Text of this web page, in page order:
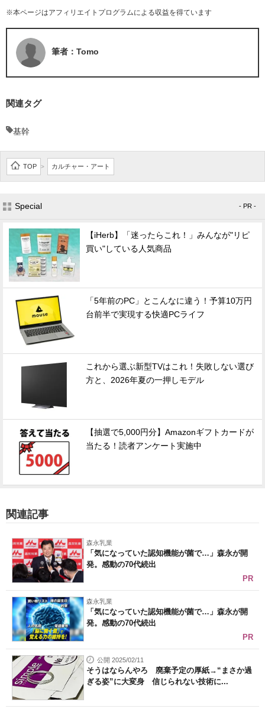
※本ページはアフィリエイトプログラムによる収益を得ています
筆者：Tomo
関連タグ
基幹
TOP > カルチャー・アート
Special - PR -
【iHerb】「迷ったらこれ！」みんなが"リピ
買い"している人気商品
「5年前のPC」とこんなに違う！予算10万円
台前半で実現する快適PCライフ
これから選ぶ新型TVはこれ！失敗しない選び
方と、2026年夏の一押しモデル
【抽選で5,000円分】Amazonギフトカードが
当たる！読者アンケート実施中
関連記事
森永乳業
「気になっていた認知機能が菌で…」森永が開
発。感動の70代続出
PR
森永乳業
「気になっていた認知機能が菌で…」森永が開
発。感動の70代続出
PR
公開 2025/02/11
そうはならんやろ 廃棄予定の厚紙→“まさか過
ぎる姿”に大変身 信じられない技術に...